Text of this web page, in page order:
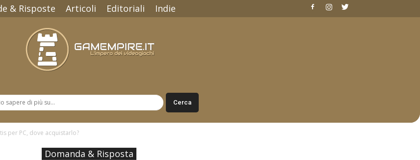
& Risposte Articoli Editoriali Indie
per PC, dove acquistarlo?
Domanda & Risposta